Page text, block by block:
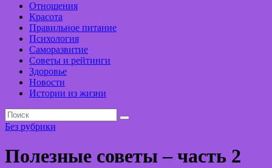
Отношения
Красота
Правильное питание
Психология
Саморазвитие
Советы и рейтинги
Здоровье
Новости
Истории из жизни
Без рубрики
Полезные советы – часть 2